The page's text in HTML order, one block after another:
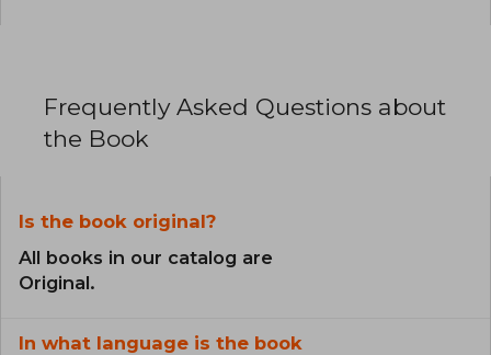
Frequently Asked Questions about
the Book
Is the book original?
All books in our catalog are
Original.
In what language is the book